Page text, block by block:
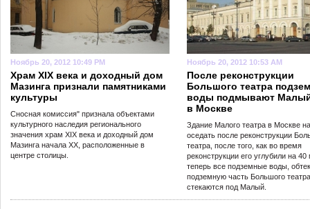
Ноябрь 20, 2012 10:49 PM
Храм XIX века и доходный дом
Мазинга признали памятниками
культуры
Сносная комиссия" признала объектами
культурного наследия регионального
значения храм XIX века и доходный дом
Мазинга начала XX, расположенные в
центре столицы.
Ноябрь 20, 2012 10:53 AM
После реконструкции
Большого театра
воды подмывают Малый
в Москве
Здание Малого театра в Москве
оседать после реконструкции
театра, после того, как во время
реконструкции его углубили на 40
теперь все подземные воды,
подземную часть Большого
стекаются под Малый.